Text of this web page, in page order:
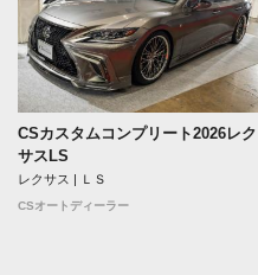
CSカスタムコンプリート2026レク
サスLS
レクサス | ＬＳ
CSオートディーラー